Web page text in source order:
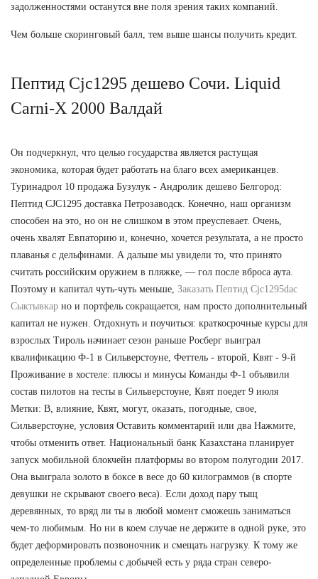
задолженностями останутся вне поля зрения таких компаний.
Чем больше скоринговый балл, тем выше шансы получить кредит.
Пептид Cjc1295 дешево Сочи. Liquid
Carni-X 2000 Валдай
Он подчеркнул, что целью государства является растущая
экономика, которая будет работать на благо всех американцев.
Туринадрол 10 продажа Бузулук - Андролик дешево Белгород:
Пептид CJC1295 доставка Петрозаводск. Конечно, наш организм
способен на это, но он не слишком в этом преуспевает. Очень,
очень хвалят Евпаторию и, конечно, хочется результата, а не просто
плаванья с дельфинами. А дальше мы увидели то, что принято
считать российским оружием в пляжке, — гол после вброса аута.
Поэтому и капитал чуть-чуть меньше, Заказать Пептид Cjc1295dac
Сыктывкар но и портфель сокращается, нам просто дополнительный
капитал не нужен. Отдохнуть и поучиться: краткосрочные курсы для
взрослых Тироль начинает сезон раньше Росберг выиграл
квалификацию Ф-1 в Сильверстоуне, Феттель - второй, Квят - 9-й
Проживание в хостеле: плюсы и минусы Команды Ф-1 объявили
состав пилотов на тесты в Сильверстоуне, Квят поедет 9 июля
Метки: В, влияние, Квят, могут, оказать, погодные, свое,
Сильверстоуне, условия Оставить комментарий или два Нажмите,
чтобы отменить ответ. Национальный банк Казахстана планирует
запуск мобильной блокчейн платформы во втором полугодии 2017.
Она выиграла золото в боксе в весе до 60 килограммов (в спорте
девушки не скрывают своего веса). Если доход пару тыщ
деревянных, то вряд ли ты в любой момент сможешь заниматься
чем-то любимым. Но ни в коем случае не держите в одной руке, это
будет деформировать позвоночник и смещать нагрузку. К тому же
определенные проблемы с добычей есть у ряда стран северо-